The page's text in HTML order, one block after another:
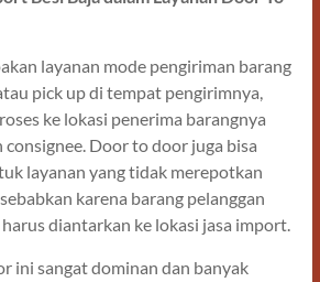
layanan mode pengiriman barang
pick up di tempat pengirimnya,
ke lokasi penerima barangnya
Door to door juga bisa
layanan yang tidak merepotkan
karena barang pelanggan
diantarkan ke lokasi jasa import.
ini sangat dominan dan banyak